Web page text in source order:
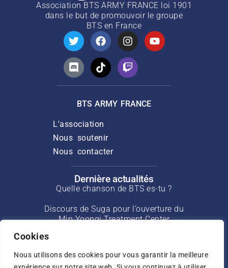
Cookies
Nous utilisons des cookies pour vous garantir la meilleure
Association BTS ARMY FRANCE loi 1901
dans le but de promouvoir le groupe
BTS en France
BTS ARMY FRANCE
L'association
Nous soutenir
Nous contacter
Dernière actualités
Quelle chanson de BTS es-tu ?
Discours de Suga pour l’ouverture du
Min Yoongi Treatment Center
Interview de J-Hope pour Rolling Stone
de mars 2025